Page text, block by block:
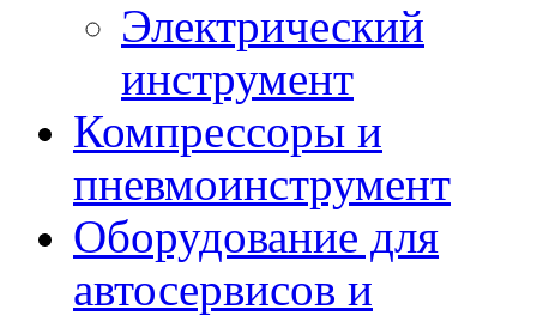
Электрический
инструмент
Компрессоры и
пневмоинструмент
Оборудование для
автосервисов и